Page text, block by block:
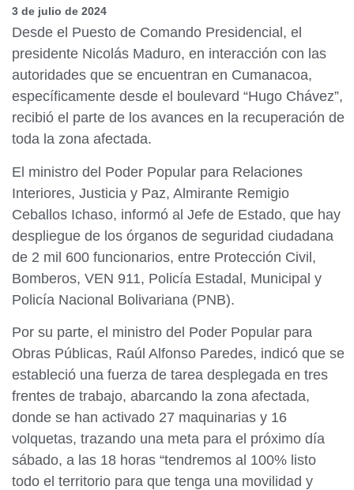
3 de julio de 2024
Desde el Puesto de Comando Presidencial, el
presidente Nicolás Maduro, en interacción con las
autoridades que se encuentran en Cumanacoa,
específicamente desde el boulevard “Hugo Chávez”,
recibió el parte de los avances en la recuperación de
toda la zona afectada.
El ministro del Poder Popular para Relaciones
Interiores, Justicia y Paz, Almirante Remigio
Ceballos Ichaso, informó al Jefe de Estado, que hay
despliegue de los órganos de seguridad ciudadana
de 2 mil 600 funcionarios, entre Protección Civil,
Bomberos, VEN 911, Policía Estadal, Municipal y
Policía Nacional Bolivariana (PNB).
Por su parte, el ministro del Poder Popular para
Obras Públicas, Raúl Alfonso Paredes, indicó que se
estableció una fuerza de tarea desplegada en tres
frentes de trabajo, abarcando la zona afectada,
donde se han activado 27 maquinarias y 16
volquetas, trazando una meta para el próximo día
sábado, a las 18 horas “tendremos al 100% listo
todo el territorio para que tenga una movilidad y